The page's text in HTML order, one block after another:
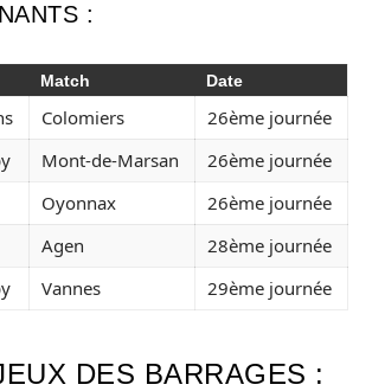
:
Match Date
Colomiers
26ème journée
Mont-de-Marsan
26ème journée
Oyonnax
26ème journée
Agen
28ème journée
Vannes 29ème journée
DES BARRAGES :